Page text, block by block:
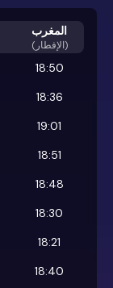
المغرب
(الإفطار)
18:50
18:36
19:01
18:51
18:48
18:30
18:21
18:40